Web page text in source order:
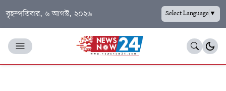
বৃহস্পতিবার, ৬ আগস্ট, ২০২৬ Select Language▼